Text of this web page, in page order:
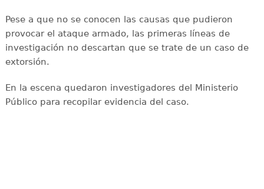
Pese a que no se conocen las causas que pudieron
provocar el ataque armado, las primeras líneas de
investigación no descartan que se trate de un caso de
extorsión.
En la escena quedaron investigadores del Ministerio
Público para recopilar evidencia del caso.